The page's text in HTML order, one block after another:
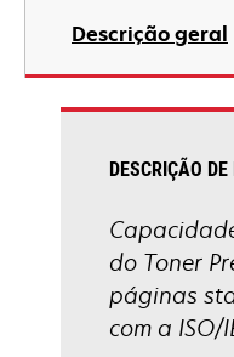
Descrição geral
DESCRIÇÃO
do Toner
páginas
com a ISO/